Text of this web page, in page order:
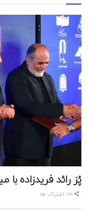
پُز رائد فریدزاده